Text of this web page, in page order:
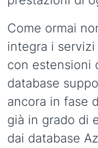
Come ormai
integra i
con estensioni
database
ancora in fase
già in grado di
dai database